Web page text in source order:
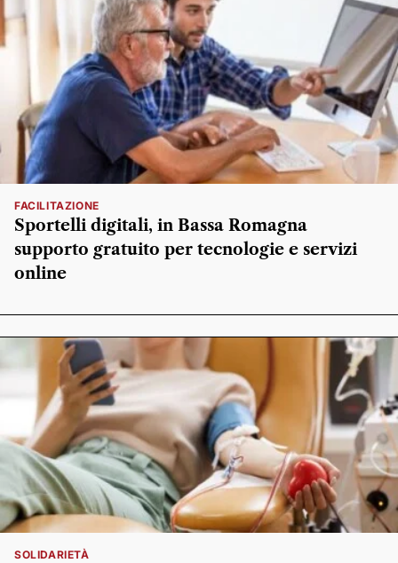
FACILITAZIONE
Sportelli digitali, in Bassa Romagna
supporto gratuito per tecnologie e servizi
online
SOLIDARIETÀ